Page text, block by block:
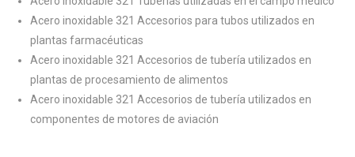
Acero inoxidable 321 Accesorios para tubos utilizados en
plantas farmacéuticas
Acero inoxidable 321 Accesorios de tubería utilizados en
plantas de procesamiento de alimentos
Acero inoxidable 321 Accesorios de tubería utilizados en
componentes de motores de aviación